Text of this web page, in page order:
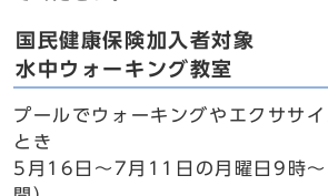
国民健康保険加入者対象
水中ウォーキング教室
プールでウォーキングやエクササイ
とき
5月16日～7月11日の月曜日9時